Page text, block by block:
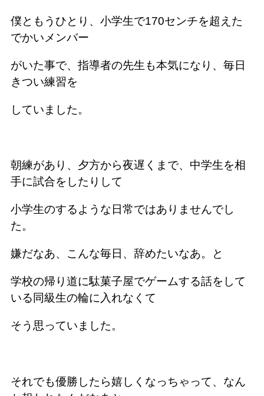
僕ともうひとり、小学生で170センチを超えた
でかいメンバー
がいた事で、指導者の先生も本気になり、毎日
きつい練習を
していました。
朝練があり、夕方から夜遅くまで、中学生を相
手に試合をしたりして
小学生のするような日常ではありませんでし
た。
嫌だなあ、こんな毎日、辞めたいなあ。と
学校の帰り道に駄菓子屋でゲームする話をして
いる同級生の輪に入れなくて
そう思っていました。
それでも優勝したら嬉しくなっちゃって、なん